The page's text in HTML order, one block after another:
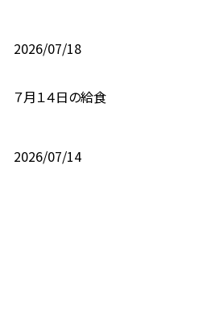
2026/07/18
７月１４日の給食
2026/07/14